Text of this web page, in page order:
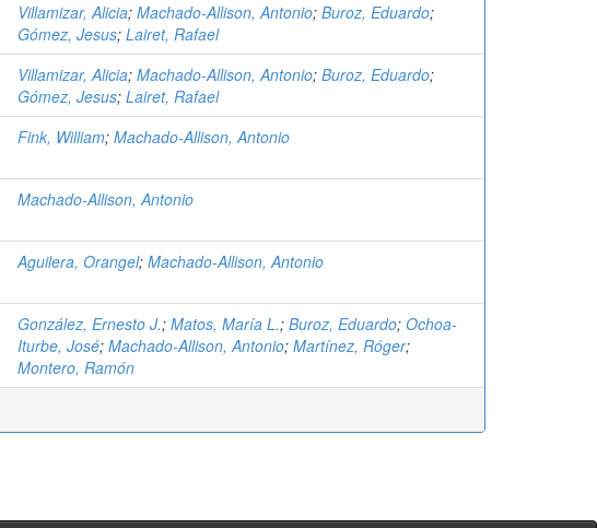
Villamizar, Alicia; Machado-Allison, Antonio; Buroz, Eduardo;
Gómez, Jesus; Lairet, Rafael
Villamizar, Alicia; Machado-Allison, Antonio; Buroz, Eduardo;
Gómez, Jesus; Lairet, Rafael
Fink, William; Machado-Allison, Antonio
Machado-Allison, Antonio
Aguilera, Orangel; Machado-Allison, Antonio
González, Ernesto J.; Matos, María L.; Buroz, Eduardo; Ochoa-
Iturbe, José; Machado-Allison, Antonio; Martínez, Róger;
Montero, Ramón